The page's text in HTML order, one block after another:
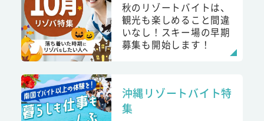
秋のリゾートバイトは、
観光も楽しめること間違
いなし！スキー場の早期
募集も開始します！
沖縄リゾートバイト特
集